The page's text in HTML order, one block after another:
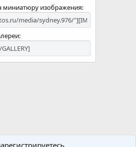
миниатюру изображения